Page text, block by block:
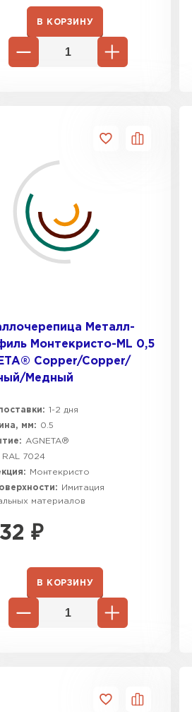
В КОРЗИНУ
Металл-
Монтекристо-ML 0,5
Copper/Copper/
Медный
1-2 дня
мм:
0.5
AGNETA®
RAL 7024
Монтекристо
Имитация
материалов
₽
В КОРЗИНУ